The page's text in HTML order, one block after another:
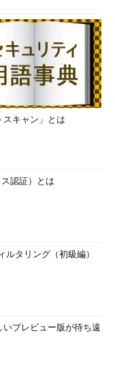
スキャン」とは
認証）とは
ルタリング（初級編）
プレビュー版が待ち遠